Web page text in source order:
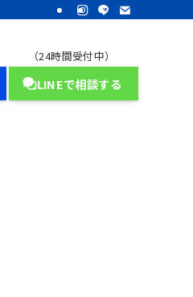
（24時間受付中）
LINEで相談する